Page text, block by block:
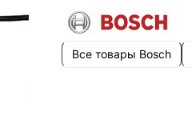
Все товары Bosch